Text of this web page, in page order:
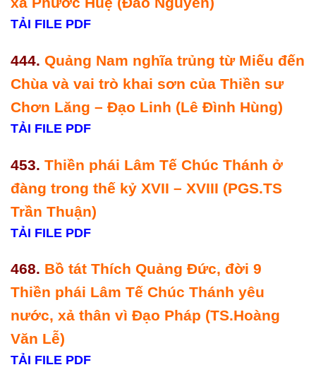
TẢI FILE PDF
444. Quảng Nam nghĩa trủng từ Miếu đến
Chùa và vai trò khai sơn của Thiền sư
Chơn Lăng – Đạo Linh (Lê Đình Hùng)
TẢI FILE PDF
453. Thiền phái Lâm Tế Chúc Thánh ở
đàng trong thế kỷ XVII – XVIII (PGS.TS
Trần Thuận)
TẢI FILE PDF
468. Bồ tát Thích Quảng Đức, đời 9
Thiền phái Lâm Tế Chúc Thánh yêu
nước, xả thân vì Đạo Pháp (TS.Hoàng
Văn Lễ)
TẢI FILE PDF